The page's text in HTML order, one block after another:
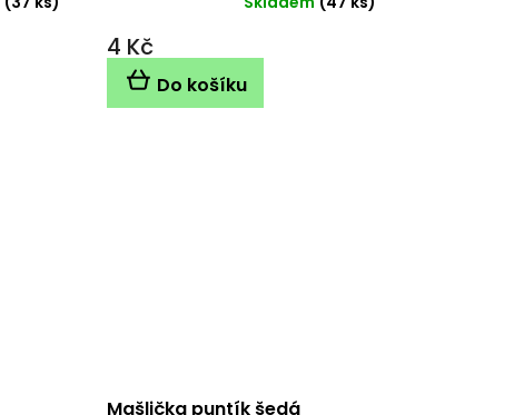
4 Kč
Do košíku
Mašlička puntík šedá